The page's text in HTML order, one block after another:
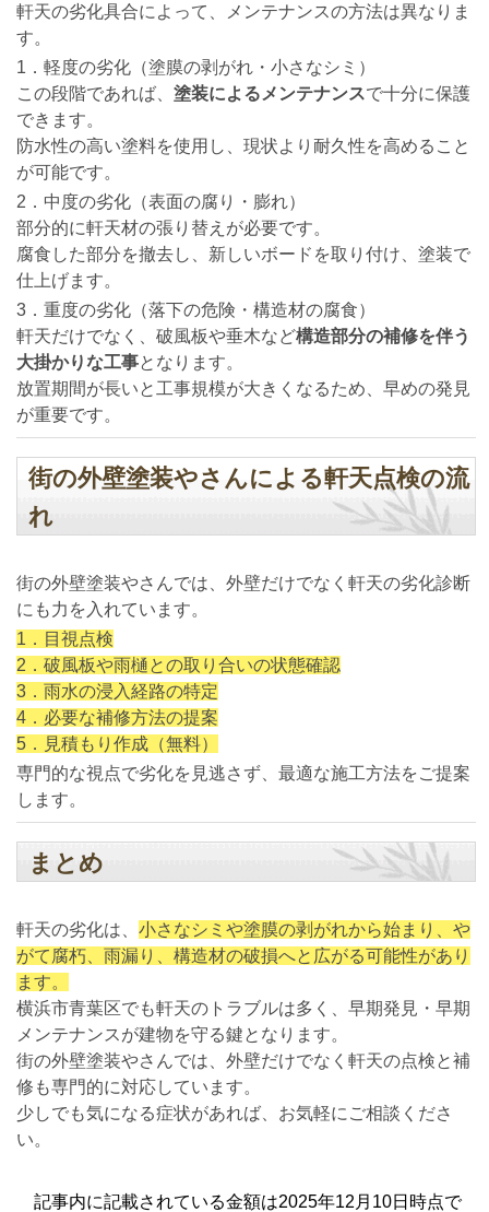
軒天の劣化具合によって、メンテナンスの方法は異なりま
す。
1．軽度の劣化（塗膜の剥がれ・小さなシミ）
この段階であれば、 塗装によるメンテナンスで十分に保護
できます。
防水性の高い塗料を使用し、現状より耐久性を高めること
が可能です。
2．中度の劣化（表面の腐り・膨れ）
部分的に軒天材の張り替えが必要です。
腐食した部分を撤去し、新しいボードを取り付け、塗装で
仕上げます。
3．重度の劣化（落下の危険・構造材の腐食）
軒天だけでなく、破風板や垂木など構造部分の補修を伴う
大掛かりな工事となります。
放置期間が長いと工事規模が大きくなるため、早めの発見
が重要です。
街の外壁塗装やさんによる軒天点検の流
れ
街の外壁塗装やさんでは、外壁だけでなく軒天の劣化診断
にも力を入れています。
1．目視点検
2．破風板や雨樋との取り合いの状態確認
3．雨水の浸入経路の特定
4．必要な補修方法の提案
5．見積もり作成（無料）
専門的な視点で劣化を見逃さず、最適な施工方法をご提案
します。
まとめ
軒天の劣化は、 小さなシミや塗膜の剥がれから始まり、や
がて腐朽、雨漏り、構造材の破損へと広がる可能性があり
ます。
横浜市青葉区でも軒天のトラブルは多く、早期発見・早期
メンテナンスが建物を守る鍵となります。
街の外壁塗装やさんでは、外壁だけでなく軒天の点検と補
修も専門的に対応しています。
少しでも気になる症状があれば、お気軽にご相談くださ
い。
記事内に記載されている金額は2025年12月10日時点で